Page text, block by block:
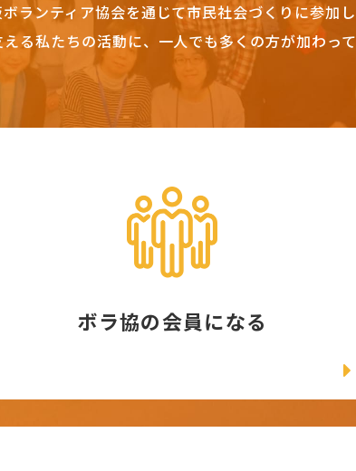
ランティア協会を通じて市民社会づくりに参加
る私たちの活動に、一人でも多くの方が加わっ
ボラ協の会員になる